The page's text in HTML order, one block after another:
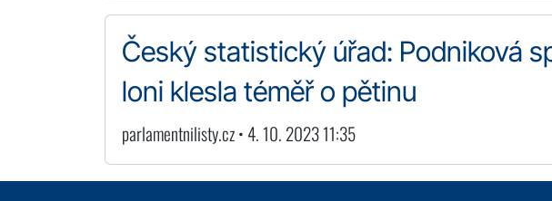
Český statistický úřad: Podniková
loni klesla téměř o pětinu
parlamentnilisty.cz • 4. 10. 2023 11:35